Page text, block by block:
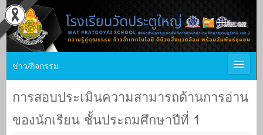
ข่าว/กิจกรรม
การสอบประเมินความสามารถด้านการอ่าน
ของนักเรียน ชั้นประถมศึกษาปีที่ 1